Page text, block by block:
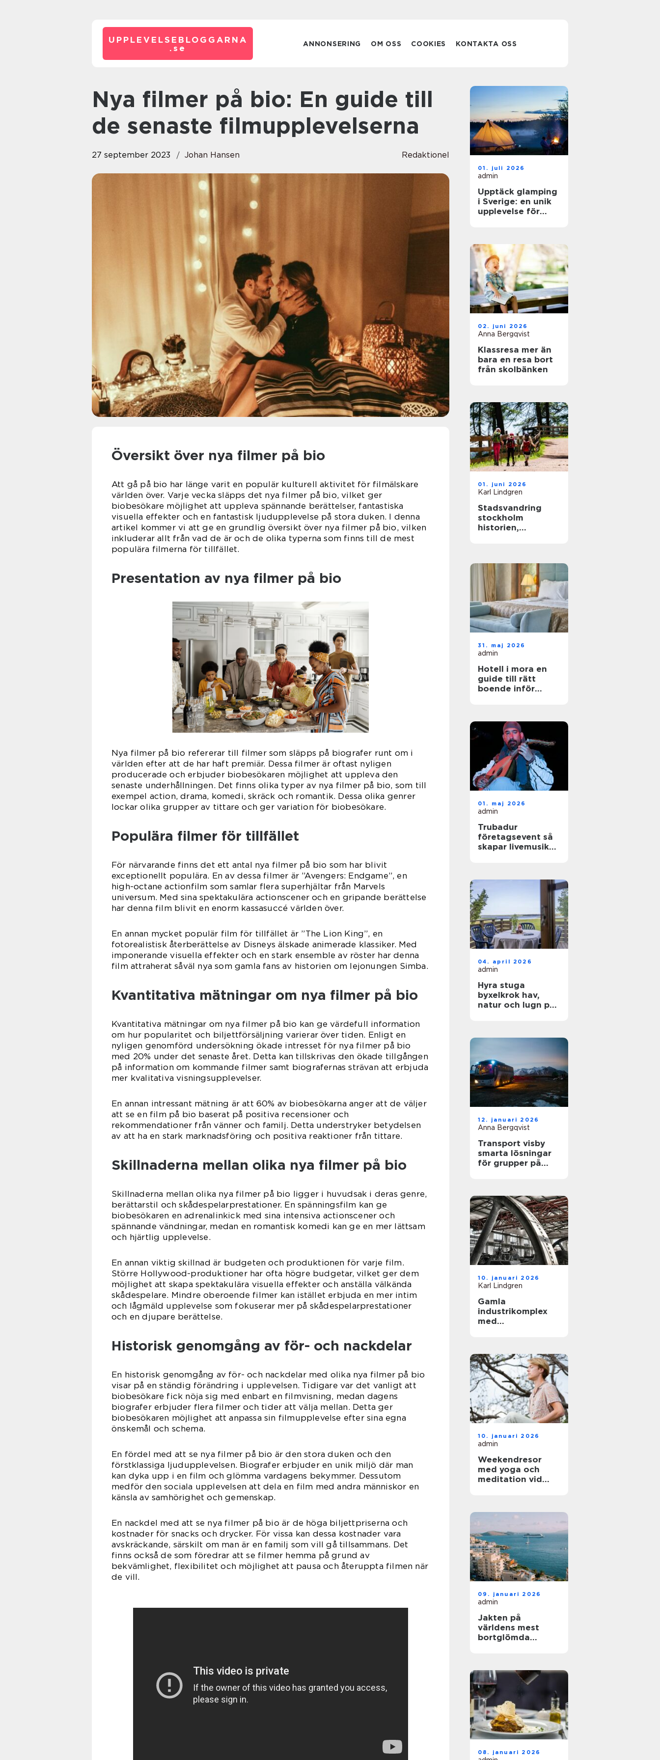
UPPLEVELSEBLOGGARNA
. se ANNONSERING OM OSS COOKIES KONTAKTA OSS
Nya filmer på bio: En guide till
de senaste filmupplevelserna
27 september 2023 Johan Hansen Redaktionel
Översikt över nya filmer på bio
Att gå på bio har länge varit en populär kulturell aktivitet för filmälskare
världen över. Varje vecka släpps det nya filmer på bio, vilket ger
biobesökare möjlighet att uppleva spännande berättelser, fantastiska
visuella effekter och en fantastisk ljudupplevelse på stora duken. I denna
artikel kommer vi att ge en grundlig översikt över nya filmer på bio, vilken
inkluderar allt från vad de är och de olika typerna som finns till de mest
populära filmerna för tillfället.
Presentation av nya filmer på bio
Nya filmer på bio refererar till filmer som släpps på biografer runt om i
världen efter att de har haft premiär. Dessa filmer är oftast nyligen
producerade och erbjuder biobesökaren möjlighet att uppleva den
senaste underhållningen. Det finns olika typer av nya filmer på bio, som till
exempel action, drama, komedi, skräck och romantik. Dessa olika genrer
lockar olika grupper av tittare och ger variation för biobesökare.
Populära filmer för tillfället
För närvarande finns det ett antal nya filmer på bio som har blivit
exceptionellt populära. En av dessa filmer är ”Avengers: Endgame”, en
high-octane actionfilm som samlar flera superhjältar från Marvels
universum. Med sina spektakulära actionscener och en gripande berättelse
har denna film blivit en enorm kassasuccé världen över.
En annan mycket populär film för tillfället är ”The Lion King”, en
fotorealistisk återberättelse av Disneys älskade animerade klassiker. Med
imponerande visuella effekter och en stark ensemble av röster har denna
film attraherat såväl nya som gamla fans av historien om lejonungen Simba.
Kvantitativa mätningar om nya filmer på bio
Kvantitativa mätningar om nya filmer på bio kan ge värdefull information
om hur popularitet och biljettförsäljning varierar över tiden. Enligt en
nyligen genomförd undersökning ökade intresset för nya filmer på bio
med 20% under det senaste året. Detta kan tillskrivas den ökade tillgången
på information om kommande filmer samt biografernas strävan att erbjuda
mer kvalitativa visningsupplevelser.
En annan intressant mätning är att 60% av biobesökarna anger att de väljer
att se en film på bio baserat på positiva recensioner och
rekommendationer från vänner och familj. Detta understryker betydelsen
av att ha en stark marknadsföring och positiva reaktioner från tittare.
Skillnaderna mellan olika nya filmer på bio
Skillnaderna mellan olika nya filmer på bio ligger i huvudsak i deras genre,
berättarstil och skådespelarprestationer. En spänningsfilm kan ge
biobesökaren en adrenalinkick med sina intensiva actionscener och
spännande vändningar, medan en romantisk komedi kan ge en mer lättsam
och hjärtlig upplevelse.
En annan viktig skillnad är budgeten och produktionen för varje film.
Större Hollywood-produktioner har ofta högre budgetar, vilket ger dem
möjlighet att skapa spektakulära visuella effekter och anställa välkända
skådespelare. Mindre oberoende filmer kan istället erbjuda en mer intim
och lågmäld upplevelse som fokuserar mer på skådespelarprestationer
och en djupare berättelse.
Historisk genomgång av för- och nackdelar
En historisk genomgång av för- och nackdelar med olika nya filmer på bio
visar på en ständig förändring i upplevelsen. Tidigare var det vanligt att
biobesökare fick nöja sig med enbart en filmvisning, medan dagens
biografer erbjuder flera filmer och tider att välja mellan. Detta ger
biobesökaren möjlighet att anpassa sin filmupplevelse efter sina egna
önskemål och schema.
En fördel med att se nya filmer på bio är den stora duken och den
förstklassiga ljudupplevelsen. Biografer erbjuder en unik miljö där man
kan dyka upp i en film och glömma vardagens bekymmer. Dessutom
medför den sociala upplevelsen att dela en film med andra människor en
känsla av samhörighet och gemenskap.
En nackdel med att se nya filmer på bio är de höga biljettpriserna och
kostnader för snacks och drycker. För vissa kan dessa kostnader vara
avskräckande, särskilt om man är en familj som vill gå tillsammans. Det
finns också de som föredrar att se filmer hemma på grund av
bekvämlighet, flexibilitet och möjlighet att pausa och återuppta filmen när
de vill.
01. juli 2026
admin
Upptäck glamping
i Sverige: en unik
upplevelse för
02. juni 2026
Anna Bergqvist
Klassresa mer än
bara en resa bort
från skolbänken
01. juni 2026
Karl Lindgren
Stadsvandring
stockholm
historien,
31. maj 2026
admin
Hotell i mora en
guide till rätt
boende inför
01. maj 2026
admin
Trubadur
företagsevent så
skapar livemusik
04. april 2026
admin
Hyra stuga
byxelkrok hav,
natur och lugn på
12. januari 2026
Anna Bergqvist
Transport visby
smarta lösningar
för grupper på
10. januari 2026
Karl Lindgren
Gamla
industrikomplex
med
10. januari 2026
admin
Weekendresor
med yoga och
meditation vid
09. januari 2026
admin
Jakten på
världens mest
bortglömda
08. januari 2026